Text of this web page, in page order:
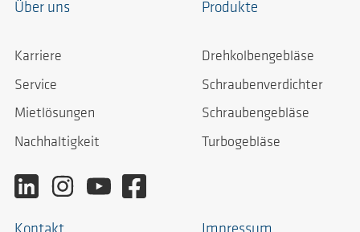
Über uns
Karriere
Service
Mietlösungen
Nachhaltigkeit
Produkte
Drehkolbengebläse
Schraubenverdichter
Schraubengebläse
Turbogebläse